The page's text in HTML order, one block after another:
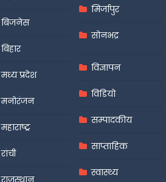
बिजनेस
बिहार
मध्य प्रदेश
मनोरंजन
महाराष्ट्र
रांची
राजस्थान
मिर्जापुर
सोनभद्र
विज्ञापन
विडियो
सम्पादकीय
साप्ताहिक
स्वास्थ्य